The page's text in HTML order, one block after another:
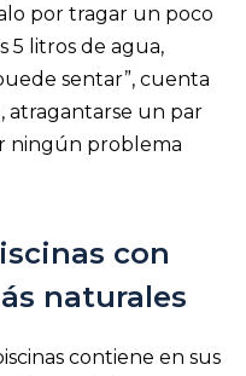
por tragar un poco
5 litros de agua,
sentar”, cuenta
atragantarse un par
ningún problema
con
naturales
contiene en sus